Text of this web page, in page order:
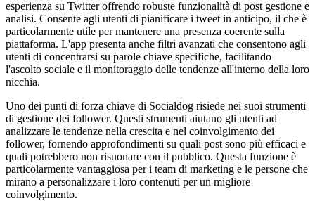
esperienza su Twitter offrendo robuste funzionalità di post gestione e
analisi. Consente agli utenti di pianificare i tweet in anticipo, il che è
particolarmente utile per mantenere una presenza coerente sulla
piattaforma. L'app presenta anche filtri avanzati che consentono agli
utenti di concentrarsi su parole chiave specifiche, facilitando
l'ascolto sociale e il monitoraggio delle tendenze all'interno della loro
nicchia.
Uno dei punti di forza chiave di Socialdog risiede nei suoi strumenti
di gestione dei follower. Questi strumenti aiutano gli utenti ad
analizzare le tendenze nella crescita e nel coinvolgimento dei
follower, fornendo approfondimenti su quali post sono più efficaci e
quali potrebbero non risuonare con il pubblico. Questa funzione è
particolarmente vantaggiosa per i team di marketing e le persone che
mirano a personalizzare i loro contenuti per un migliore
coinvolgimento.